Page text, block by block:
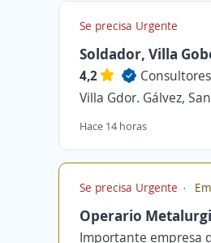
Se precisa Urgente
Soldador, Villa
4,2
Villa Gdor. Gálvez,
Hace 14 horas
Se precisa Urgente
Operario
Importante empresa